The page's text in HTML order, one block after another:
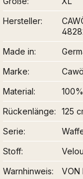
Hersteller
Made in
Marke
Cawö
Material
Rückenlänge
125
Serie
Stoff
Warnhinweis
VON